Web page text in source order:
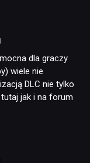
dla graczy
wiele nie
DLC nie tylko
tutaj jak i na forum